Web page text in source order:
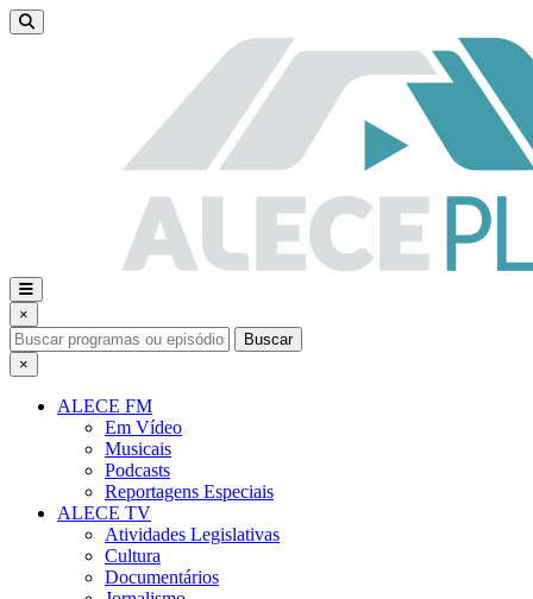
×
Buscar
×
ALECE FM
Em Vídeo
Musicais
Podcasts
Reportagens Especiais
ALECE TV
Atividades Legislativas
Cultura
Documentários